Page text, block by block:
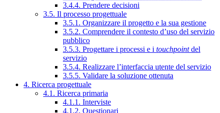
3.4.4. Prendere decisioni
3.5. Il processo progettuale
3.5.1. Organizzare il progetto e la sua gestione
3.5.2. Comprendere il contesto d’uso del servizio
pubblico
3.5.3. Progettare i processi e i touchpointdel
servizio
3.5.4. Realizzare l’interfaccia utente del servizio
3.5.5. Validare la soluzione ottenuta
4. Ricerca progettuale
4.1. Ricerca primaria
4.1.1. Interviste
4.1.2. Questionari